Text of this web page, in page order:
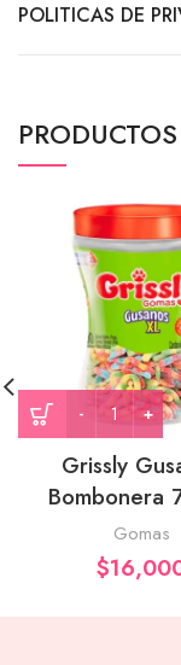
POLITICAS DE
Grissly
Bombonera
Gomas
$